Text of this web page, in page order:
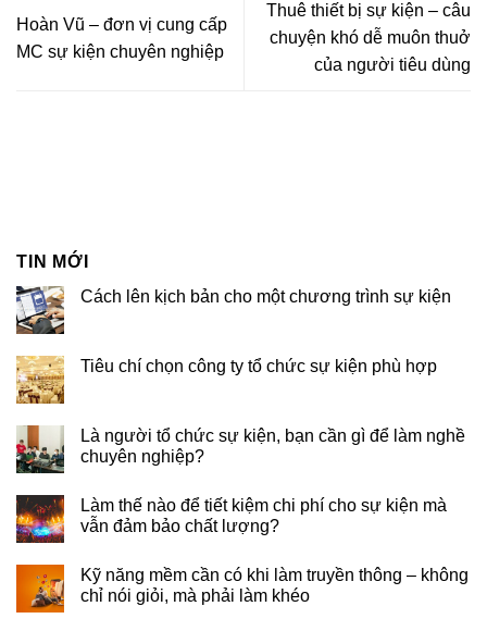
Hoàn Vũ – đơn vị cung cấp
MC sự kiện chuyên nghiệp
Thuê thiết bị sự kiện – câu
chuyện khó dễ muôn thuở
của người tiêu dùng
TIN MỚI
Cách lên kịch bản cho một chương trình sự kiện
Tiêu chí chọn công ty tổ chức sự kiện phù hợp
Là người tổ chức sự kiện, bạn cần gì để làm nghề
chuyên nghiệp?
Làm thế nào để tiết kiệm chi phí cho sự kiện mà
vẫn đảm bảo chất lượng?
Kỹ năng mềm cần có khi làm truyền thông – không
chỉ nói giỏi, mà phải làm khéo